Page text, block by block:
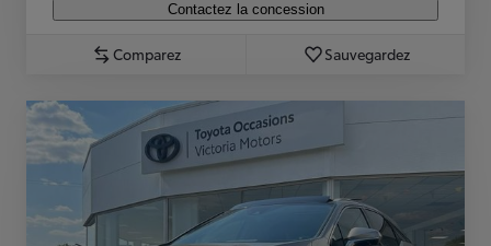
Contactez la concession
Comparez Sauvegardez